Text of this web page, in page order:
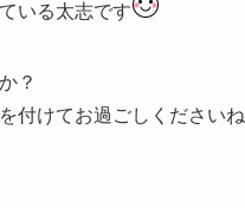
いる太志です
？
付けてお過ごしくださいね